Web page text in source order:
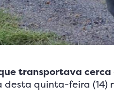
transportava cerca
quinta-feira (14)